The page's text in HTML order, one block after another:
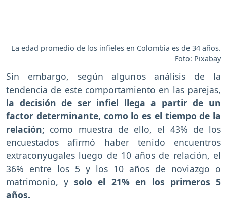
La edad promedio de los infieles en Colombia es de 34 años.
Foto: Pixabay
Sin embargo, según algunos análisis de la
tendencia de este comportamiento en las parejas,
la decisión de ser infiel llega a partir de un
factor determinante, como lo es el tiempo de la
relación; como muestra de ello, el 43% de los
encuestados afirmó haber tenido encuentros
extraconyugales luego de 10 años de relación, el
36% entre los 5 y los 10 años de noviazgo o
matrimonio, ysolo el 21% en los primeros 5
años.